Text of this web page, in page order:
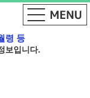
령 등
보입니다.